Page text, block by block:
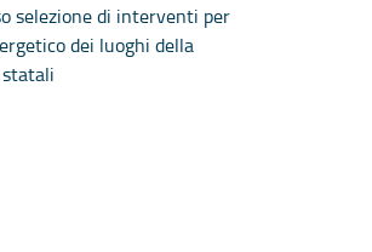
selezione di interventi per
dei luoghi della